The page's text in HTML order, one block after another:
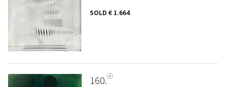
SOLD € 1.664
160